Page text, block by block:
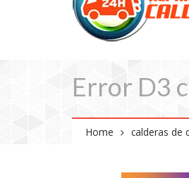
Error D3
Home calderas de